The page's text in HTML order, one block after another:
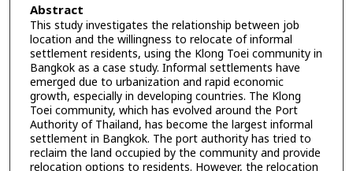
Abstract
This study investigates the relationship between job
location and the willingness to relocate of informal
settlement residents, using the Klong Toei community in
Bangkok as a case study. Informal settlements have
emerged due to urbanization and rapid economic
growth, especially in developing countries. The Klong
Toei community, which has evolved around the Port
Authority of Thailand, has become the largest informal
settlement in Bangkok. The port authority has tried to
reclaim the land occupied by the community and provide
relocation options to residents. However, the relocation